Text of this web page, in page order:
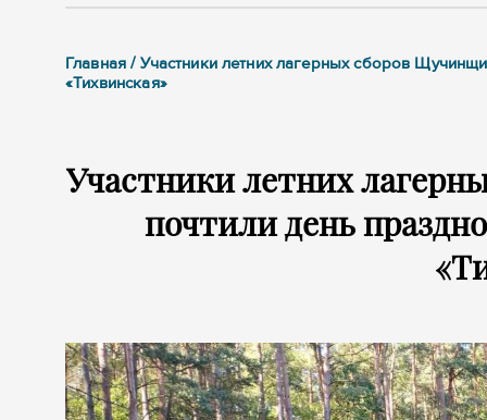
Главная / Участники летних лагерных сборов
«Тихвинская»
Участники летних
почтили день